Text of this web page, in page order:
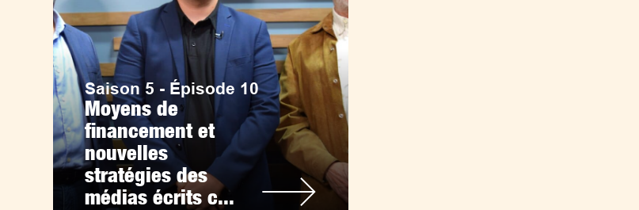
Saison 5 - Épisode 10
Moyens de
financement et
nouvelles
stratégies des
médias écrits c...